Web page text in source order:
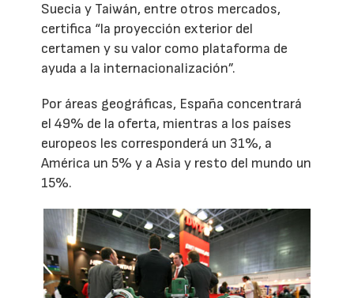
Suecia y Taiwán, entre otros mercados,
certifica “la proyección exterior del
certamen y su valor como plataforma de
ayuda a la internacionalización”.
Por áreas geográficas, España concentrará
el 49% de la oferta, mientras a los países
europeos les corresponderá un 31%, a
América un 5% y a Asia y resto del mundo un
15%.